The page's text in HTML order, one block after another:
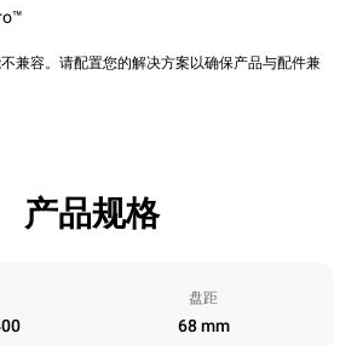
兼容。请配置您的解决方案以确保产品与配件兼
产品规格
盘距
68 mm